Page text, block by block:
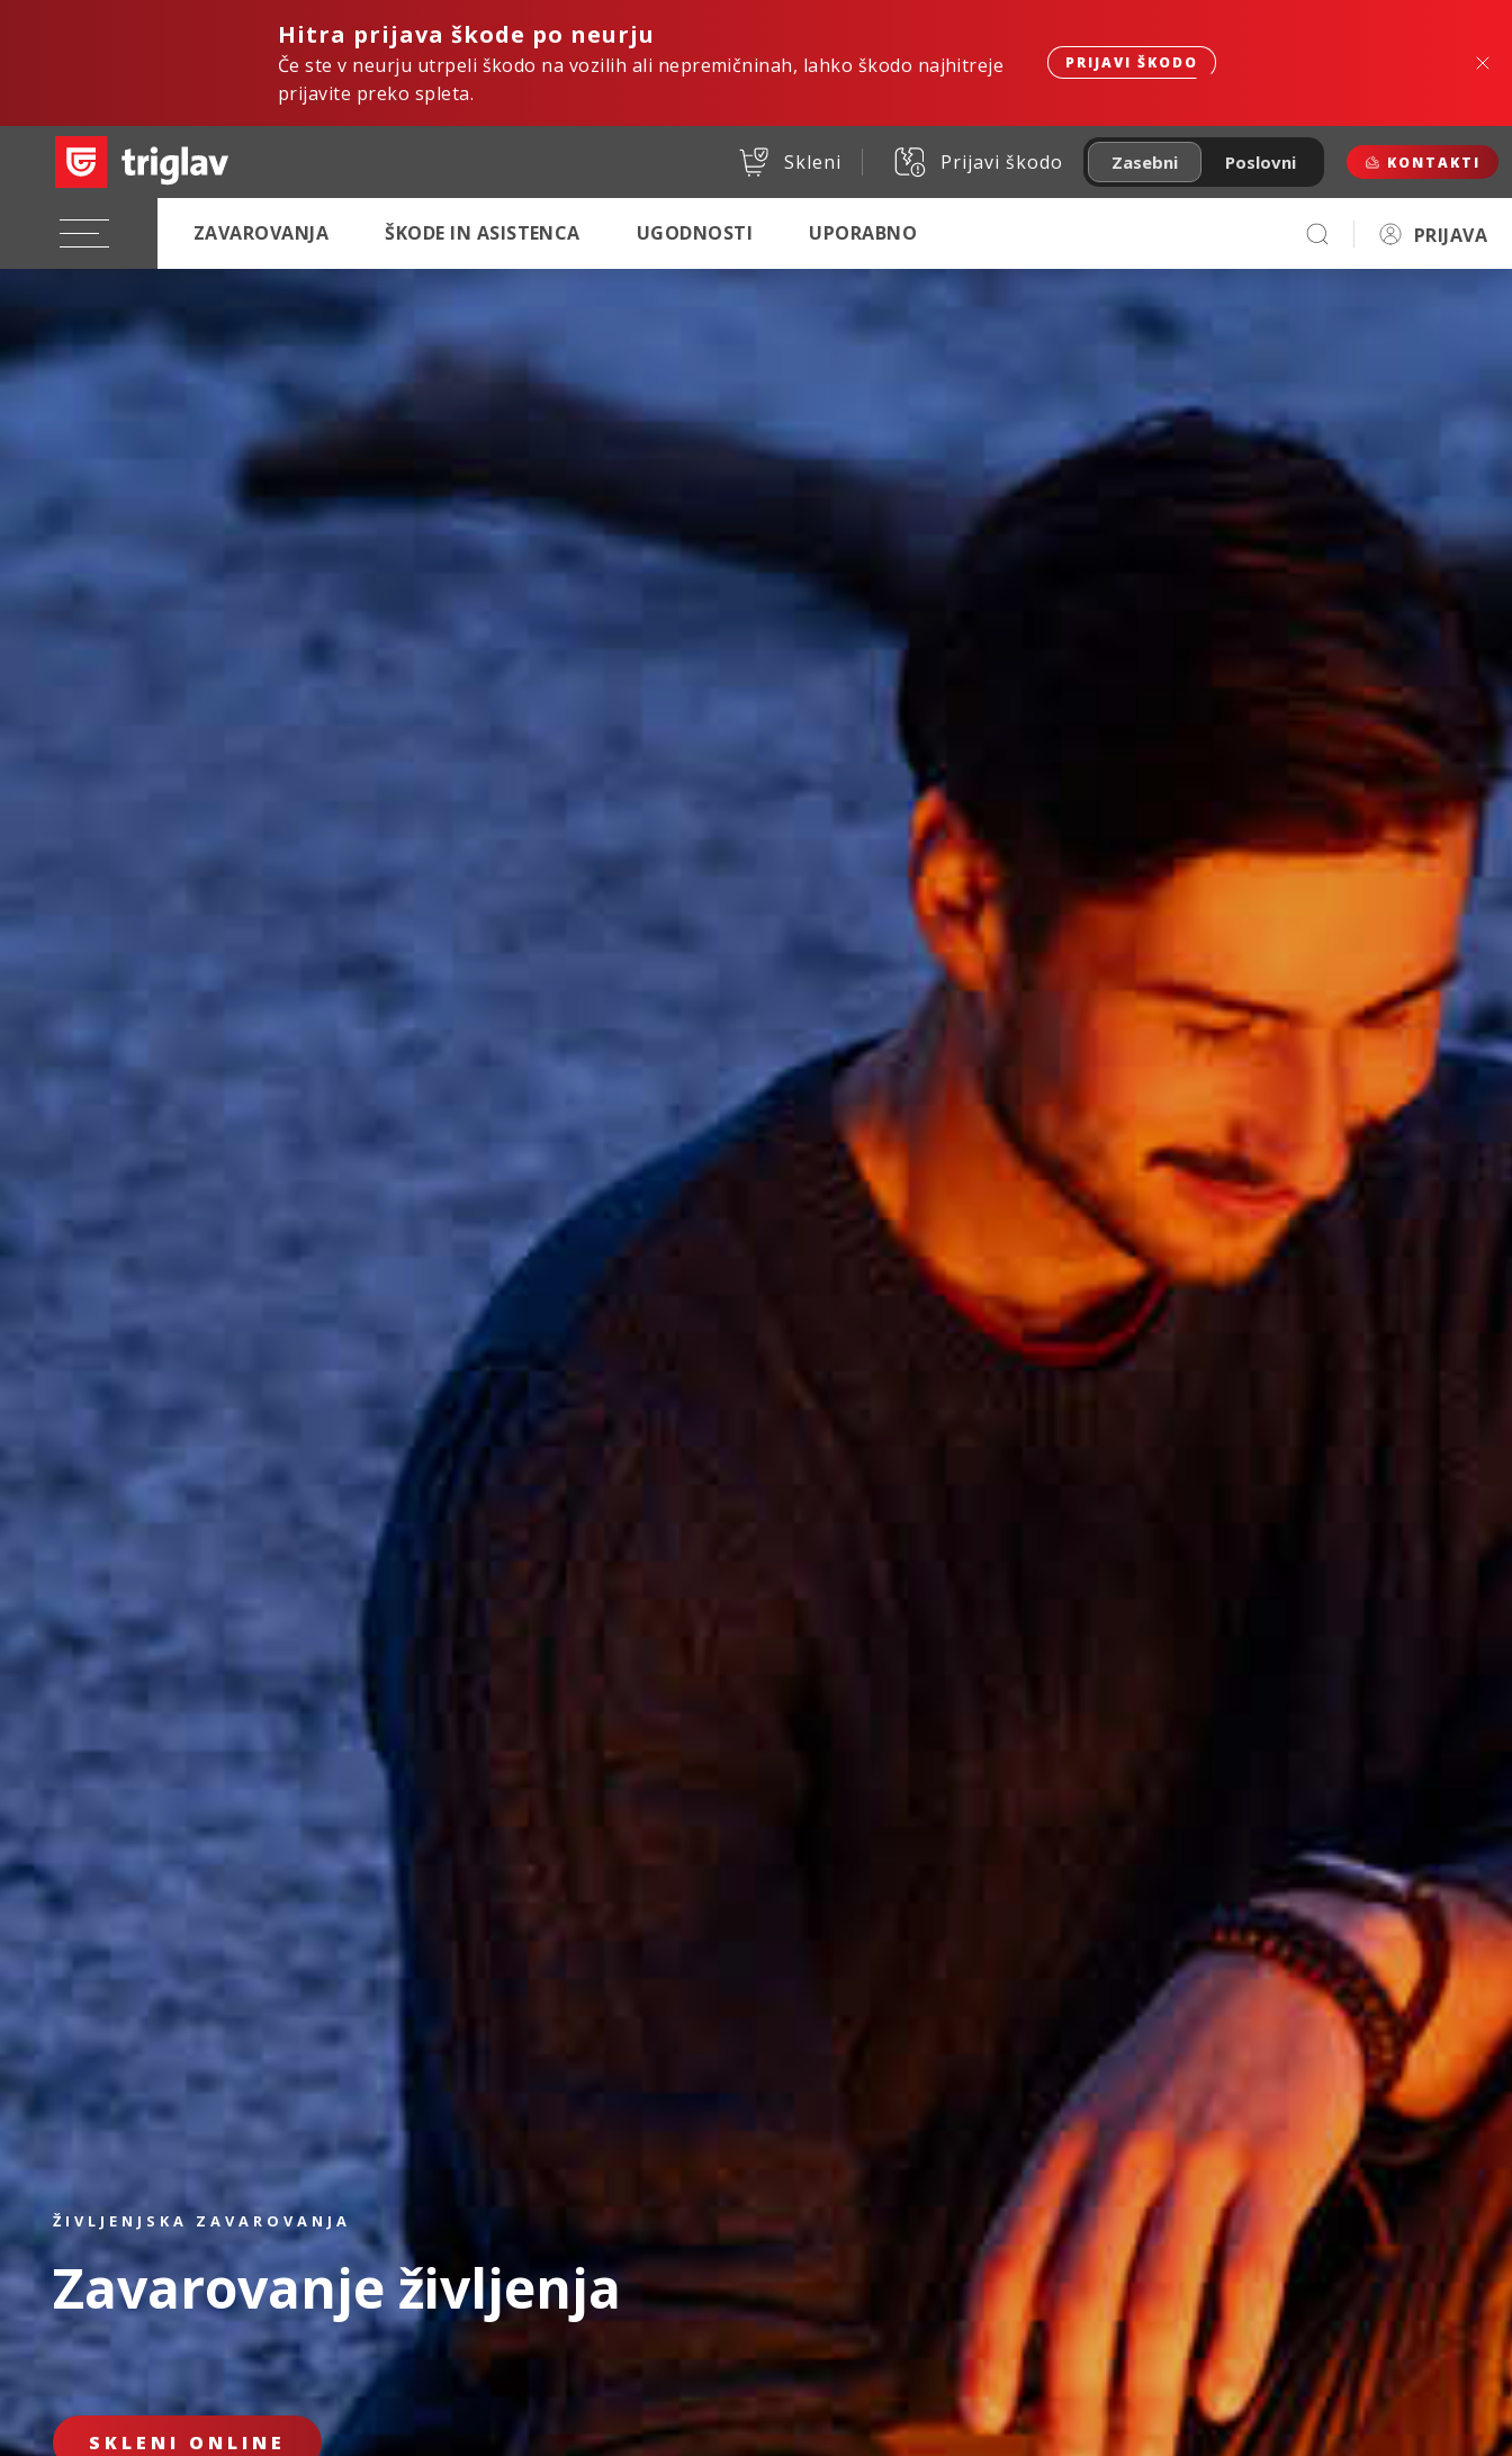
Hitra prijava škode po neurju
Če ste v neurju utrpeli škodo na vozilih ali nepremičninah, lahko škodo najhitreje
prijavite preko spleta.
PRIJAVI ŠKODO
Skleni Prijavi škodo Zasebni Poslovni KONTAKTI
ZAVAROVANJA ŠKODE IN ASISTENCA UGODNOSTI UPORABNO PRIJAVA
ŽIVLJENJSKA ZAVAROVANJA
Zavarovanje življenja
SKLENI ONLINE